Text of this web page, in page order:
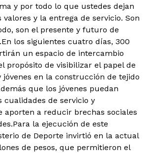
y por todo lo que ustedes dejan
valores y la entrega de servicio. Son
son el presente y futuro de
En los siguientes cuatro días, 300
un espacio de intercambio
propósito de visibilizar el papel de
jóvenes en la construcción de tejido
que los jóvenes puedan
cualidades de servicio y
aporten a reducir brechas sociales
la ejecución de este
de Deporte invirtió en la actual
de pesos, que permitieron el